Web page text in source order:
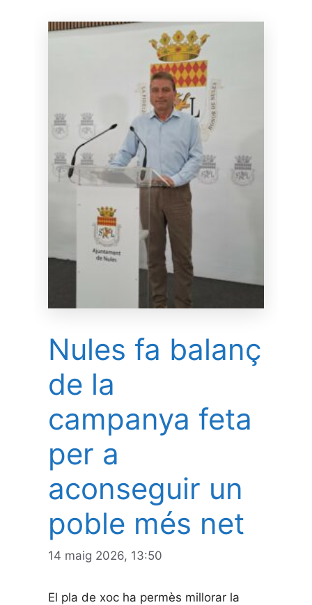
Nules fa balanç
de la
campanya feta
per a
aconseguir un
poble més net
14 maig 2026, 13:50
El pla de xoc ha permès millorar la